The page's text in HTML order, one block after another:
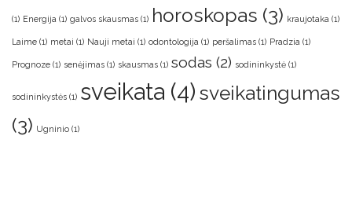
(1) Energija (1) galvos skausmas (1) horoskopas (3) kraujotaka (1)
Laime (1) metai (1) Nauji metai (1) odontologija (1) peršalimas (1) Pradzia (1)
Prognoze (1) senėjimas (1) skausmas (1) sodas (2) sodininkystė (1)
sodininkystės (1) sveikata (4) sveikatingumas
(3) Ugninio (1)